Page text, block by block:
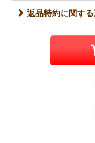
返品特約に関す